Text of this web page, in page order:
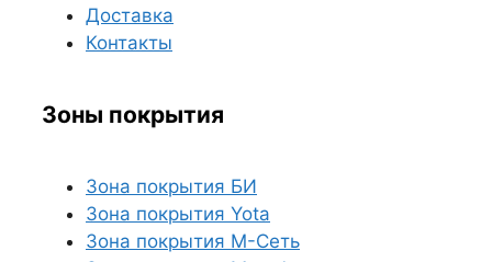
Доставка
Контакты
Зоны покрытия
Зона покрытия БИ
Зона покрытия Yota
Зона покрытия М-Сеть